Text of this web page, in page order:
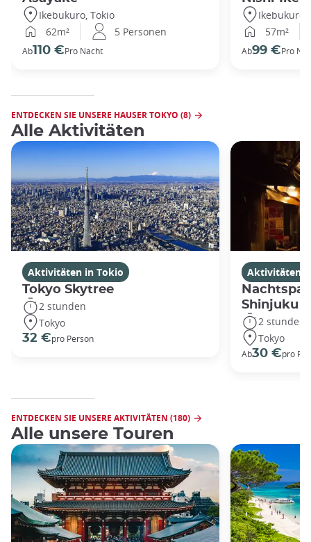
Ikebukuro, Tokio
62m²
5 Personen
Ab110 €Pro Nacht
Ikebukuro,
57m²
Ab99 €Pro
ENTDECKEN SIE UNSERE HAUSER TOKYO (8)
Alle Aktivitäten
Aktivitäten in Tokio
Tokyo Skytree
2 stunden
Tokyo
32 €pro Person
Aktivitäten
Shinjuku
2 stunden
Tokyo
Ab30 €pro
ENTDECKEN SIE UNSERE AKTIVITÄTEN (180)
Alle unsere Touren